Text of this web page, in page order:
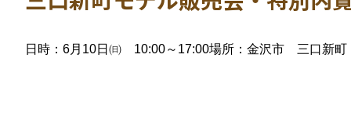
日時：6月10日㈰ 10:00～17:00場所：金沢市 三口新町